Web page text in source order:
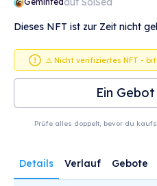
Dieses NFT ist zur Zeit nicht
⚠️ Nicht verifiziertes NFT -
Ein
Prüfe alles doppelt, bevor du
Details Verlauf Gebote